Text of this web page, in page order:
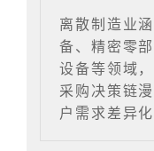
离散制造业
备、精密零
设备等领域
采购决策链
户需求差异